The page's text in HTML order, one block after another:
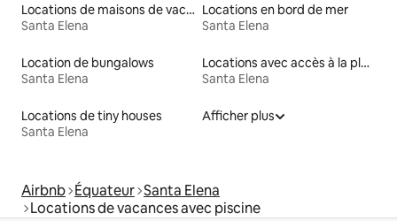
Locations de maisons de vacances
Santa Elena
Locations en bord de mer
Santa Elena
Location de bungalows
Santa Elena
Locations avec accès à la plage
Santa Elena
Locations de tiny houses
Santa Elena
Afficher plus
Airbnb Équateur Santa Elena
Locations de vacances avec piscine